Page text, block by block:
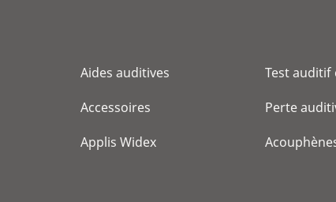
Aides auditives
Accessoires
Applis Widex
Test auditif
Perte